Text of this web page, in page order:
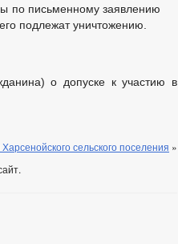
по письменному заявлению
подлежат уничтожению.
о допуске к участию в
сельского поселения »